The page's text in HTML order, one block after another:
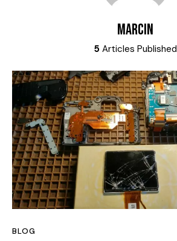
MARCIN
5 Articles Published
BLOG